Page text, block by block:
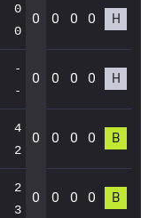
0
0
0 0 0 0 Н
-
-
0 0 0 0 Н
4
2
0 0 0 0 В
2
3
0 0 0 0 В